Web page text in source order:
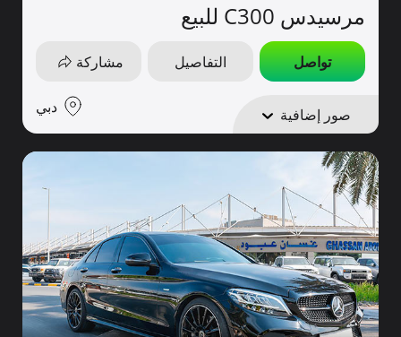
مرسيدس C300 للبيع
تواصل التفاصيل مشاركة
صور إضافية دبي